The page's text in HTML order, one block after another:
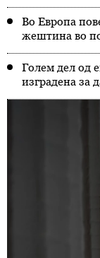
Во Европа
жештина во
Голем дел од
изградена за